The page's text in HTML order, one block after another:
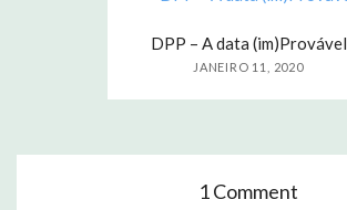
DPP – A data (im)Provável
JANEIRO 11, 2020
1 Comment